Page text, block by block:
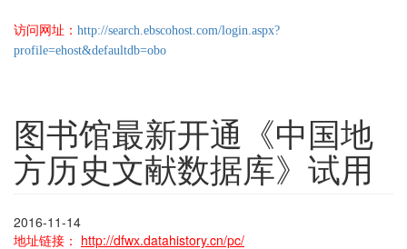
访问网址： http://search.ebscohost.com/login.aspx?
profile=ehost&defaultdb=obo
图书馆最新开通《中国地
方历史文献数据库》试用
2016-11-14
地址链接： http://dfwx.datahistory.cn/pc/